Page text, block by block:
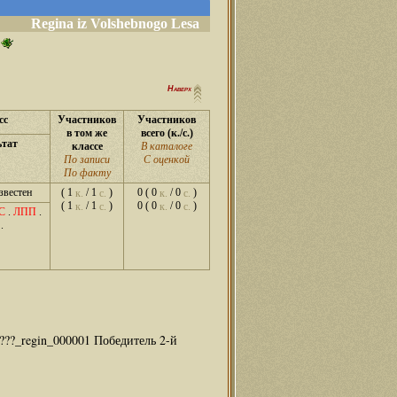
Regina iz Volshebnogo Lesa
Наверх
Участников
в том же
классе
По записи
По факту
Участников
всего (к./с.)
В каталоге
С оценкой
( 1 к. / 1 с. )
( 1 к. / 1 с. )
0 ( 0 к. / 0 с. )
0 ( 0 к. / 0 с. )
ЛПП
Победитель 2-й